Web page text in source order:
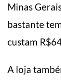
Minas
bastante
custam
A loja